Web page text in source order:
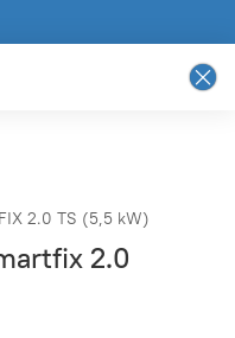
2.0 TS (5,5 kW)
2.0